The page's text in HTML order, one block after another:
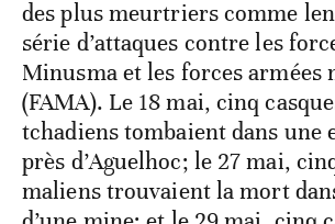
des plus meurtriers comme
série d’attaques contre les
Minusma et les forces armées
(FAMA). Le 18 mai, cinq
tchadiens tombaient dans une
près d’Aguelhoc; le 27 mai,
maliens trouvaient la mort